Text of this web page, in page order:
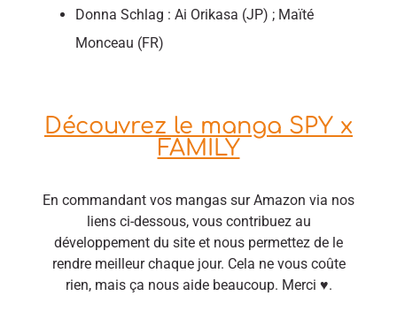
Donna Schlag : Ai Orikasa (JP) ; Maïté
Monceau (FR)
Découvrez le manga SPY x
FAMILY
En commandant vos mangas sur Amazon via nos
liens ci-dessous, vous contribuez au
développement du site et nous permettez de le
rendre meilleur chaque jour. Cela ne vous coûte
rien, mais ça nous aide beaucoup. Merci ♥.